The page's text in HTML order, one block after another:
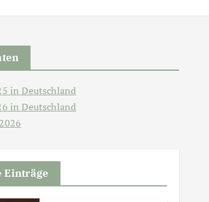
in Deutschland
in Deutschland
Einträge